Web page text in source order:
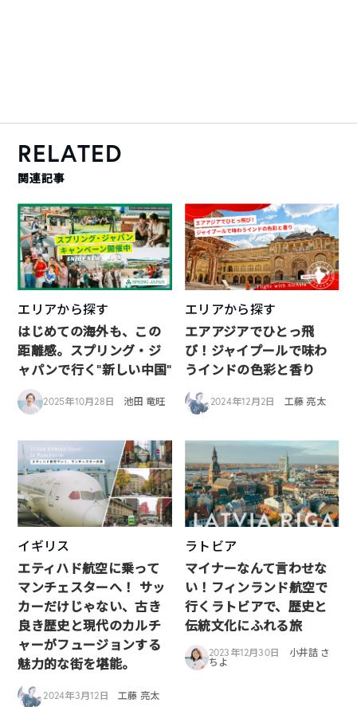
RELATED
関連記事
エリアから探す
はじめての海外も、この
距離感。スプリング・ジ
ャパンで行く“新しい中国”
2025年10月28日 池田 竜旺
エリアから探す
エアアジアでひとっ飛
び！ジャイプールで味わ
うインドの色彩と香り
2024年12月2日 工藤 亮太
イギリス
エティハド航空に乗って
マンチェスターへ！ サッ
カーだけじゃない、古き
良き歴史と現代のカルチ
ャーがフュージョンする
魅力的な街を堪能。
2024年3月12日 工藤 亮太
ラトビア
マイナーなんて言わせな
い！フィンランド航空で
行くラトビアで、歴史と
伝統文化にふれる旅
2023年12月30日
小井詰 さ
ちよ